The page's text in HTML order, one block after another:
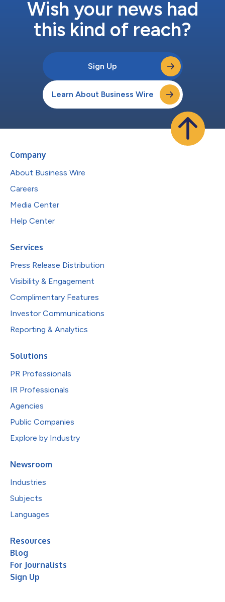
果沒有統一的整合、治理和資料品質架構，每一...
Wish your news had
this kind of reach?
Sign Up
Learn About Business Wire
Company
About Business Wire
Careers
Media Center
Help Center
Services
Press Release Distribution
Visibility & Engagement
Complimentary Features
Investor Communications
Reporting & Analytics
Solutions
PR Professionals
IR Professionals
Agencies
Public Companies
Explore by Industry
Newsroom
Industries
Subjects
Languages
Resources
Blog
For Journalists
Sign Up